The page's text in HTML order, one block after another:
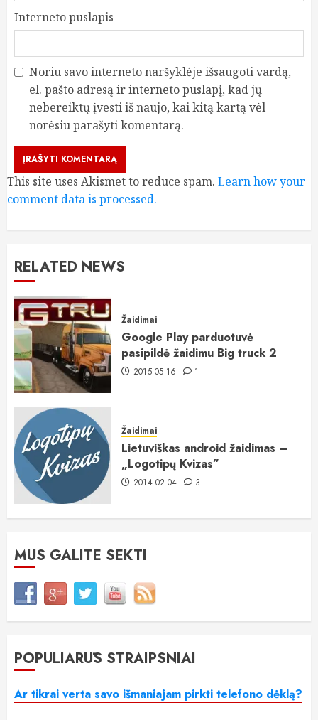
Interneto puslapis
Noriu savo interneto naršyklėje išsaugoti vardą,
el. pašto adresą ir interneto puslapį, kad jų
nebereiktų įvesti iš naujo, kai kitą kartą vėl
norėsiu parašyti komentarą.
This site uses Akismet to reduce spam. Learn how your
comment data is processed.
RELATED NEWS
Žaidimai
Google Play parduotuvė
pasipildė žaidimu Big truck 2
2015-05-16 1
Žaidimai
Lietuviškas android žaidimas –
„Logotipų Kvizas”
2014-02-04 3
MUS GALITE SEKTI
POPULIARŪS STRAIPSNIAI
Ar tikrai verta savo išmaniajam pirkti telefono dėklą?